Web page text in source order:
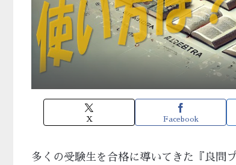
X Facebook
多くの受験生を合格に導いてきた『良問